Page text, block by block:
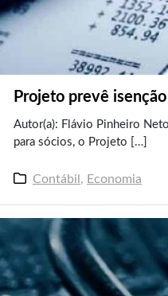
Projeto prevê
Autor(a): Flávio Pinheiro
para sócios, o Projeto […]
Contábil , Economia